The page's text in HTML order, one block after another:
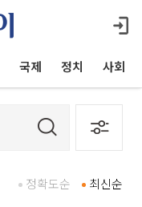
국제 정치 사회
최신순
정확도순